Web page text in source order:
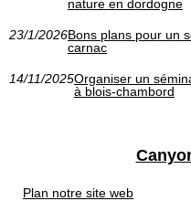
nature en dordogne
23/1/2026Bons plans pour un
carnac
14/11/2025Organiser un
à blois-chambord
Plan notre site web